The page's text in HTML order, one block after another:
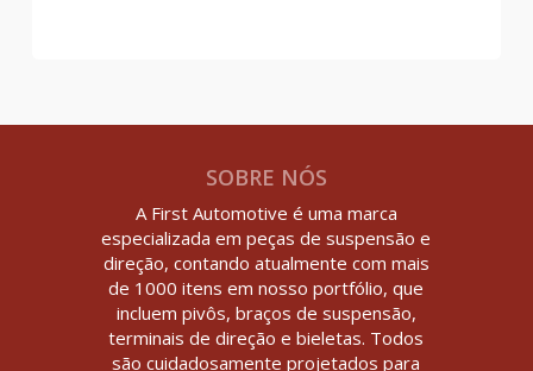
SOBRE NÓS
A First Automotive é uma marca
especializada em peças de suspensão e
direção, contando atualmente com mais
de 1000 itens em nosso portfólio, que
incluem pivôs, braços de suspensão,
terminais de direção e bieletas. Todos
são cuidadosamente projetados para